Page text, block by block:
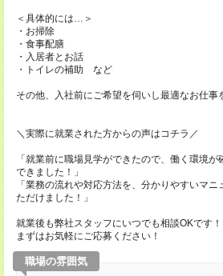
＜具体的には…＞
・お掃除
・食事配膳
・入居者とお話
・トイレの補助 など
その他、入社前にご希望を伺いし最適なお仕事
＼実際に就業された方からの声はコチラ／
「就業前に職場見学ができたので、働く環境
できました！」
「業務の流れや対応方法を、分かりやすいマ
ただけました！」
就業後も弊社スタッフにいつでも相談OKです！
まずはお気軽にご応募ください！
職場の雰囲気